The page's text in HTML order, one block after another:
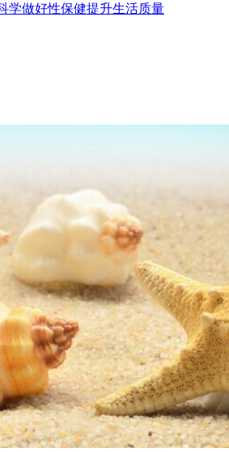
学做好性保健提升生活质量